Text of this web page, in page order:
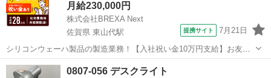
月給230,000円
株式会社BREXA Next
佐賀県 東山代駅
提携サイト 7月21日
シリコンウェーハ製品の製造業務！【入社祝い金10万円支給】お友達
やカップルとの応募OK◎年間休日129日＆休出なしでプライベート充
実♪業務はクリーンルームで快適作業◎自社正社員登用制度あり★1食
佐賀 伊万里市 東山代駅 その他
0807-056 デスクライト